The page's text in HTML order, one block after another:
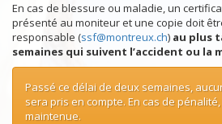
En cas de blessure ou maladie, un
présenté au moniteur et une copie doit
responsable (ssf@montreux.ch) au plus
semaines qui suivent l’accident ou la
Passé ce délai de deux semaines,
sera pris en compte. En cas de
maintenue.